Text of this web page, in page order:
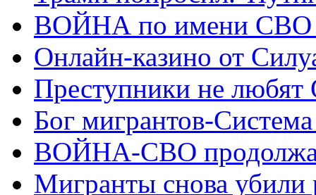
ВОЙНА по имени СВО
Онлайн-казино от
Преступники не
Бог мигрантов-
ВОЙНА-СВО
Мигранты снова убили